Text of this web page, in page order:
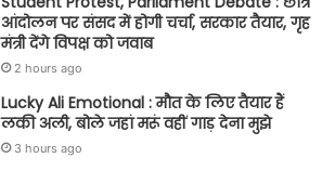
आंदोलन पर संसद में होगी चर्चा, सरकार तैयार, गृह
मंत्री देंगे विपक्ष को जवाब
2 hours ago
Lucky Ali Emotional : मौत के लिए तैयार हैं
लकी अली, बोले जहां मरूं वहीं गाड़ देना मुझे
3 hours ago